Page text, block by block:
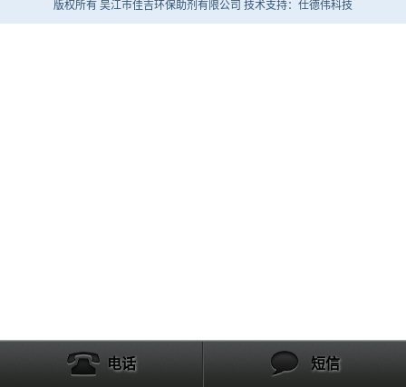
版权所有 吴江市佳吉环保助剂有限公司 技术支持：仕德伟科技
电话 短信